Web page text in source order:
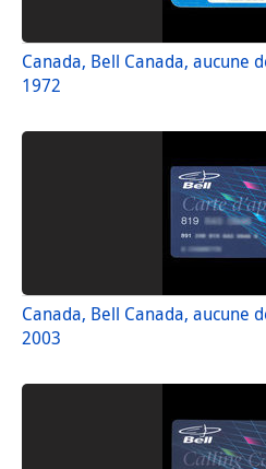
Canada, Bell Canada, aucune
1972
Canada, Bell Canada, aucune
2003